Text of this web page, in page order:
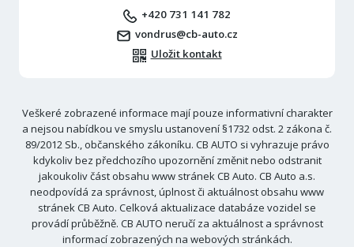
+420 731 141 782
vondrus@cb-auto.cz
Uložit kontakt
Veškeré zobrazené informace mají pouze informativní charakter
a nejsou nabídkou ve smyslu ustanovení §1732 odst. 2 zákona č.
89/2012 Sb., občanského zákoníku. CB AUTO si vyhrazuje právo
kdykoliv bez předchozího upozornění změnit nebo odstranit
jakoukoliv část obsahu www stránek CB Auto. CB Auto a.s.
neodpovídá za správnost, úplnost či aktuálnost obsahu www
stránek CB Auto. Celková aktualizace databáze vozidel se
provádí průběžně. CB AUTO neručí za aktuálnost a správnost
informací zobrazených na webových stránkách.